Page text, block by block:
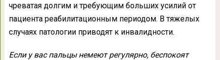
чреватая долгим и требующим больших усилий от
пациента реабилитационным периодом. В тяжелых
случаях патологии приводят к инвалидности.
Если у вас пальцы немеют регулярно, беспокоят